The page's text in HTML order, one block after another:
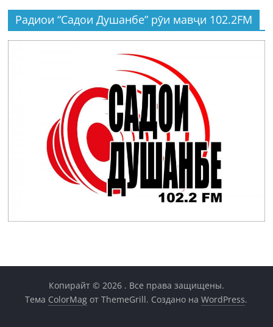
Радиои “Садои Душанбе” рӯи мавҷи 102.2FM
Копирайт © 2026 . Все права защищены.
Тема ColorMag от ThemeGrill. Создано наWordPress.